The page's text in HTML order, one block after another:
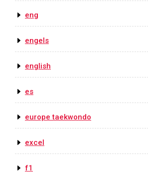
eng
engels
english
es
europe taekwondo
excel
f1